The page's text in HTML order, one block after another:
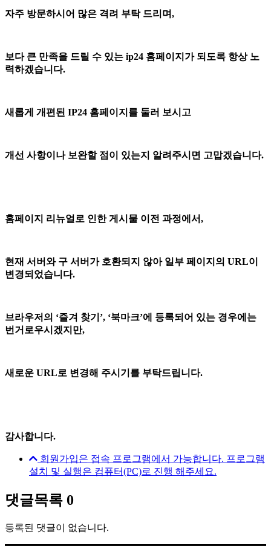
자주 방문하시어 많은 격려 부탁 드리며,
보다 큰 만족을 드릴 수 있는 ip24 홈페이지가 되도록 항상 노
력하겠습니다.
새롭게 개편된 IP24 홈페이지를 둘러 보시고
개선 사항이나 보완할 점이 있는지 알려주시면 고맙겠습니다.
홈페이지 리뉴얼로 인한 게시물 이전 과정에서,
현재 서버와 구 서버가 호환되지 않아 일부 페이지의 URL이
변경되었습니다.
브라우저의 ‘즐겨 찾기’, ‘북마크’에 등록되어 있는 경우에는
번거로우시겠지만,
새로운 URL로 변경해 주시기를 부탁드립니다.
감사합니다.
회원가입은 접속 프로그램에서 가능합니다. 프로그램
설치 및 실행은 컴퓨터(PC)로 진행 해주세요.
댓글목록 0
등록된 댓글이 없습니다.